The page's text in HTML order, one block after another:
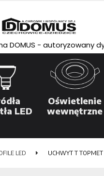
DOMUS - autoryzowany
LED
Oświetlenie
wewnętrzne
LED UCHWYT T